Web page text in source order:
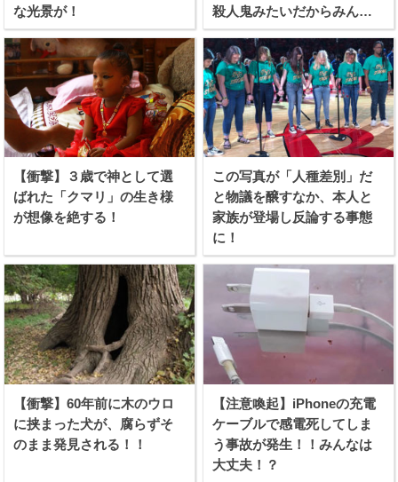
な光景が！
殺人鬼みたいだからみんな
見てくれ！
【衝撃】３歳で神として選
ばれた「クマリ」の生き様
が想像を絶する！
この写真が「人種差別」だ
と物議を醸すなか、本人と
家族が登場し反論する事態
に！
【衝撃】60年前に木のウロ
に挟まった犬が、腐らずそ
のまま発見される！！
【注意喚起】iPhoneの充電
ケーブルで感電死してしま
う事故が発生！！みんなは
大丈夫！？